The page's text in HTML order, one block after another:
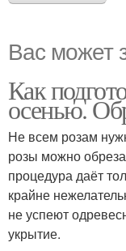
Вас может
Как
осенью.
Не всем розам
розы можно
процедура даёт
крайне
не успеют
укрытие.